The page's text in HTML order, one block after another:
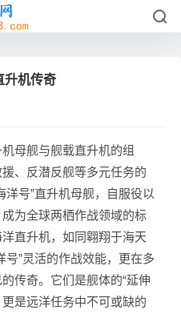
升机传奇
母舰与舰载直升机的组
、反潜反舰等多元任务的
号”直升机母舰，自服役以
为全球两栖作战领域的标
直升机，如同翱翔于海天
号”灵活的作战效能，更在多
传奇。它们是舰体的“延伸
更是远洋任务中不可或缺的